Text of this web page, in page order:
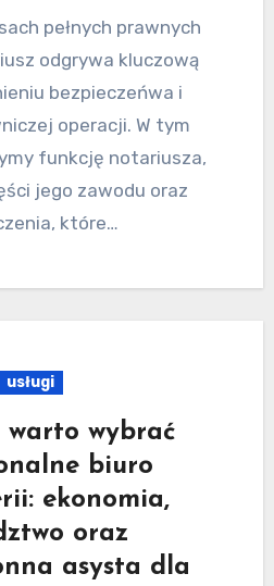
odgrywa kluczową
bezpieczeńwa i
operacji. W tym
funkcję notariusza,
jego zawodu oraz
które…
usługi
warto wybrać
biuro
ekonomia,
oraz
asysta dla